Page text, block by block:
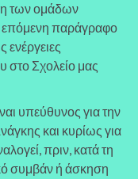
των ομάδων
επόμενη παράγραφο
ενέργειες
στο Σχολείο μας
υπεύθυνος για την
και κυρίως για
πριν, κατά τη
συμβάν ή άσκηση